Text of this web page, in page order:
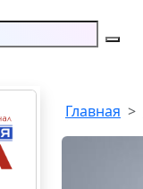
Главная